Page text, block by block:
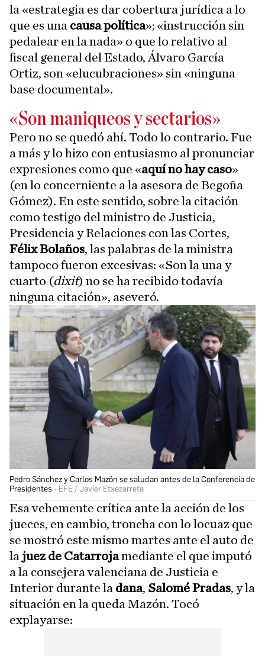
la «estrategia es dar cobertura jurídica a lo
que es una causa política»; «instrucción sin
pedalear en la nada» o que lo relativo al
fiscal general del Estado, Álvaro García
Ortiz, son «elucubraciones» sin «ninguna
base documental».
«Son maniqueos y sectarios»
Pero no se quedó ahí. Todo lo contrario. Fue
a más y lo hizo con entusiasmo al pronunciar
expresiones como que «aquí no hay caso»
(en lo concerniente a la asesora de Begoña
Gómez). En este sentido, sobre la citación
como testigo del ministro de Justicia,
Presidencia y Relaciones con las Cortes,
Félix Bolaños, las palabras de la ministra
tampoco fueron excesivas: «Son la una y
cuarto (dixit) no se ha recibido todavía
ninguna citación», aseveró.
Pedro Sánchez y Carlos Mazón se saludan antes de la Conferencia de
Presidentes
EFE / Javier Etxezarreta
Esa vehemente crítica ante la acción de los
jueces, en cambio, troncha con lo locuaz que
se mostró este mismo martes ante el auto de
lajuez de Catarrojamediante el que imputó
a la consejera valenciana de Justicia e
Interior durante la dana, Salomé Pradas, y la
situación en la queda Mazón. Tocó
explayarse: